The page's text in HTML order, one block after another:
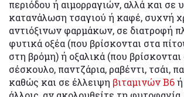
περιόδου ή αιμορραγιών, αλλά και σε
κατανάλωση τσαγιού ή καφέ, συχνή
αντιόξινων φαρμάκων, σε διατροφή
φυτικά οξέα (που βρίσκονται στα
στη βρόμη) ή οξαλικά (που
σέσκουλο, παντζάρια, ραβέντι, τσάι,
καθώς και σε έλλειψη βιταμινών B6ή